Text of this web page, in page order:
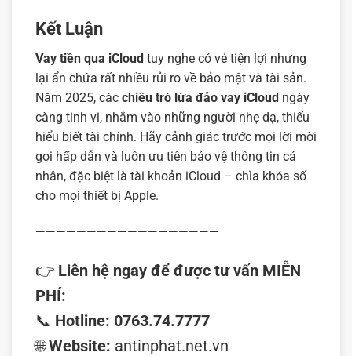
Kết Luận
Vay tiền qua iCloud tuy nghe có vẻ tiện lợi nhưng
lại ẩn chứa rất nhiều rủi ro về bảo mật và tài sản.
Năm 2025, các chiêu trò lừa đảo vay iCloud ngày
càng tinh vi, nhắm vào những người nhẹ dạ, thiếu
hiểu biết tài chính. Hãy cảnh giác trước mọi lời mời
gọi hấp dẫn và luôn ưu tiên bảo vệ thông tin cá
nhân, đặc biệt là tài khoản iCloud – chìa khóa số
cho mọi thiết bị Apple.
——————————————————
👉 Liên hệ ngay để được tư vấn MIỄN
PHÍ:
📞 Hotline: 0763.74.7777
🌐Website: antinphat.net.vn